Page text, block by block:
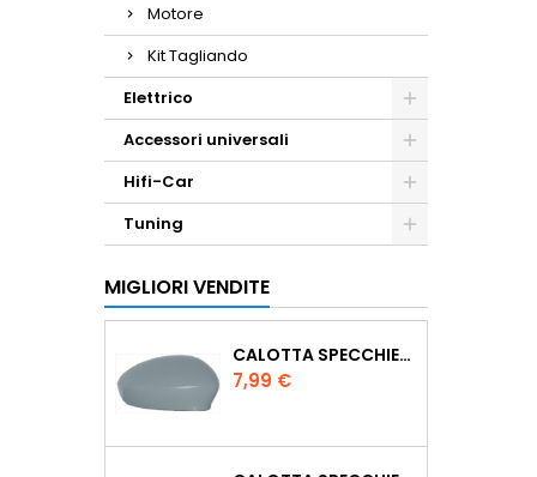
Motore
Kit Tagliando
Elettrico
Accessori universali
Hifi-Car
Tuning
MIGLIORI VENDITE
CALOTTA SPECCHIETTO RETROVISORE VERNICIABILE PASSEGGERO DX
Prezzo
7,99 €